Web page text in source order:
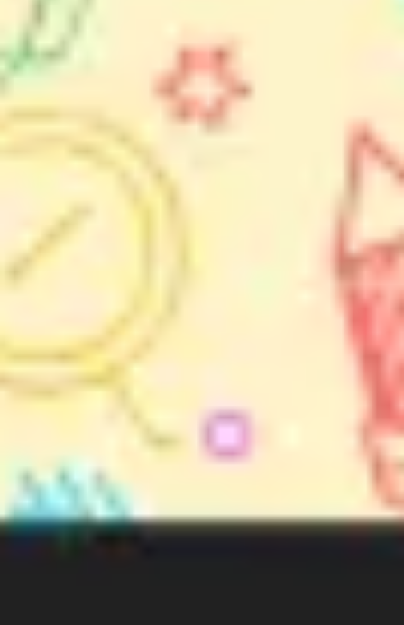
Ideação e brainstorming